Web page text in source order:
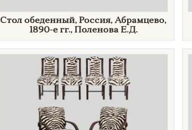
Стол обеденный, Россия, Абрамцево,
1890-е гг., Поленова Е.Д.